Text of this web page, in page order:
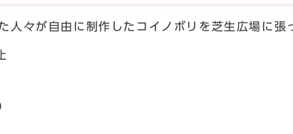
々が自由に制作したコイノボリを芝生広場に張